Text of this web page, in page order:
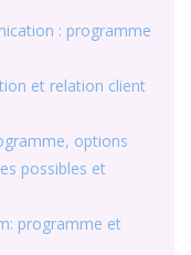
: programme
et relation client
options
possibles et
programme et